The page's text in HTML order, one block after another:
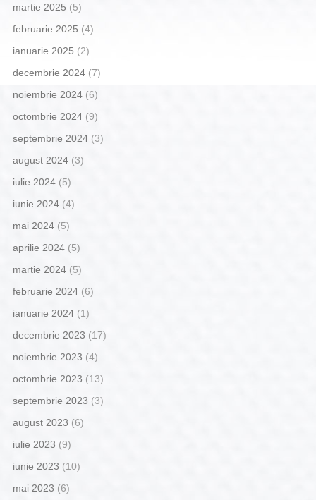
martie 2025 (5)
februarie 2025 (4)
ianuarie 2025 (2)
decembrie 2024(7)
noiembrie 2024(6)
octombrie 2024(9)
septembrie 2024(3)
august 2024(3)
iulie 2024(5)
iunie 2024(4)
mai 2024(5)
aprilie 2024(5)
martie 2024(5)
februarie 2024(6)
ianuarie 2024(1)
decembrie 2023 (17)
noiembrie 2023 (4)
octombrie 2023 (13)
septembrie 2023 (3)
august 2023 (6)
iulie 2023 (9)
iunie 2023 (10)
mai 2023 (6)